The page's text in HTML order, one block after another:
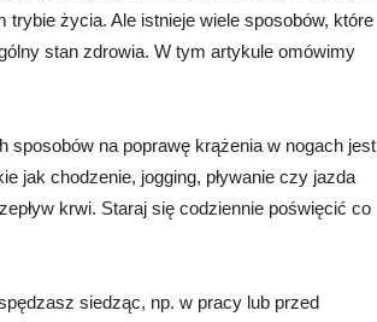
życia. Ale istnieje wiele sposobów, które
stan zdrowia. W tym artykule omówimy
na poprawę krążenia w nogach jest
jak chodzenie, jogging, pływanie czy jazda
krwi. Staraj się codziennie poświęcić co
siedząc, np. w pracy lub przed